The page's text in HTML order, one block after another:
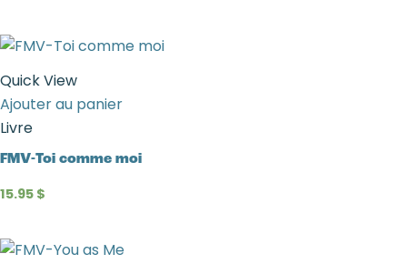
Quick View
Ajouter au panier
Livre
FMV-Toi comme moi
15.95 $